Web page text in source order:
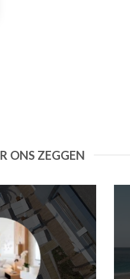
ONS ZEGGEN